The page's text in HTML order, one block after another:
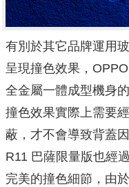
有別於其它品牌運用
呈現撞色效果，
全金屬一體成型機身
撞色效果實際上需要
蔽，才不會導致背蓋
R11 巴薩限量版也經
完美的撞色細節，由